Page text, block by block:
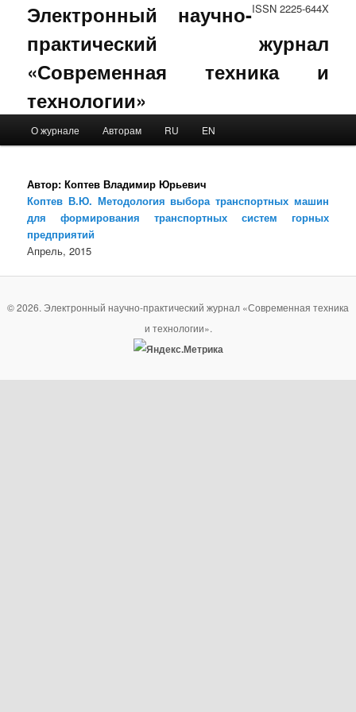
ISSN 2225-644X
Электронный научно-
практический журнал
«Современная техника и
технологии»
Skip to primary content
Skip to secondary content
О журнале Авторам RU EN
Автор: Коптев Владимир Юрьевич
Коптев В.Ю. Методология выбора транспортных машин
для формирования транспортных систем горных
предприятий
Апрель, 2015
© 2026. Электронный научно-практический журнал «Современная техника
и технологии».